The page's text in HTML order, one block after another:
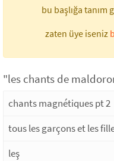
bu başlığa tanım
zaten üye iseniz
"les chants de
chants magnétiques pt 2
tous les garçons et les
leş